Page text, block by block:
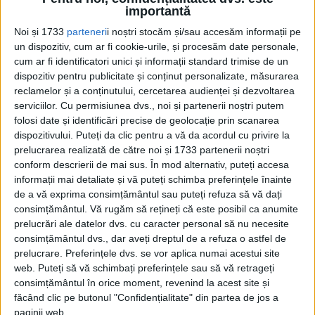
importantă
Noi și 1733 partenerii noștri stocăm și/sau accesăm informații pe
un dispozitiv, cum ar fi cookie-urile, și procesăm date personale,
cum ar fi identificatori unici și informații standard trimise de un
dispozitiv pentru publicitate și conținut personalizate, măsurarea
reclamelor și a conținutului, cercetarea audienței și dezvoltarea
serviciilor. Cu permisiunea dvs., noi și partenerii noștri putem
folosi date și identificări precise de geolocație prin scanarea
dispozitivului. Puteți da clic pentru a vă da acordul cu privire la
prelucrarea realizată de către noi și 1733 partenerii noștri
conform descrierii de mai sus. În mod alternativ, puteți accesa
informații mai detaliate și vă puteți schimba preferințele înainte
de a vă exprima consimțământul sau puteți refuza să vă dați
consimțământul. Vă rugăm să rețineți că este posibil ca anumite
prelucrări ale datelor dvs. cu caracter personal să nu necesite
consimțământul dvs., dar aveți dreptul de a refuza o astfel de
prelucrare. Preferințele dvs. se vor aplica numai acestui site
web. Puteți să vă schimbați preferințele sau să vă retrageți
consimțământul în orice moment, revenind la acest site și
făcând clic pe butonul "Confidențialitate" din partea de jos a
paginii web.
Serviciile secrete britanice au considerat-o pe Flora Solomon
Cea mai mare revistă de istorie din Europa!.
Media KIT
PORTOFOLIU
Capital
Evenimentul Zilei